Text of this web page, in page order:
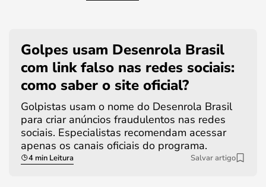
Golpes usam Desenrola Brasil
com link falso nas redes sociais:
como saber o site oficial?
Golpistas usam o nome do Desenrola Brasil
para criar anúncios fraudulentos nas redes
sociais. Especialistas recomendam acessar
apenas os canais oficiais do programa.
4 min Leitura Salvar artigo